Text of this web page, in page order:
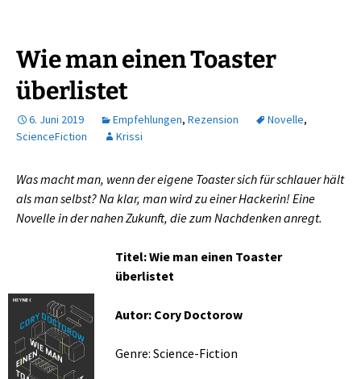
Wie man einen Toaster
überlistet
6. Juni 2019 Empfehlungen, Rezension Novelle,
ScienceFiction
Krissi
Was macht man, wenn der eigene Toaster sich für schlauer hält
als man selbst? Na klar, man wird zu einer Hackerin! Eine
Novelle in der nahen Zukunft, die zum Nachdenken anregt.
Titel: Wie man einen Toaster
überlistet
Autor: Cory Doctorow
Genre: Science-Fiction